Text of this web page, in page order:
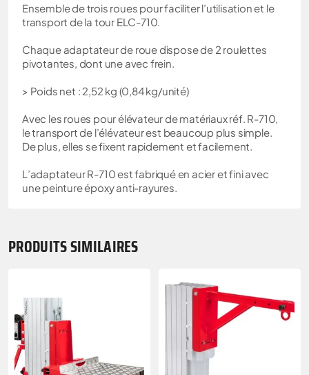
Ensemble de trois roues pour faciliter l’utilisation et le
transport de la tour ELC-710.
Chaque adaptateur de roue dispose de 2 roulettes
pivotantes, dont une avec frein.
> Poids net : 2,52 kg (0,84 kg/unité)
Avec les roues pour élévateur de matériaux réf. R-710,
le transport de l’élévateur est beaucoup plus simple.
De plus, elles se fixent rapidement et facilement.
L’adaptateur R-710 est fabriqué en acier et fini avec
une peinture époxy anti-rayures.
PRODUITS SIMILAIRES